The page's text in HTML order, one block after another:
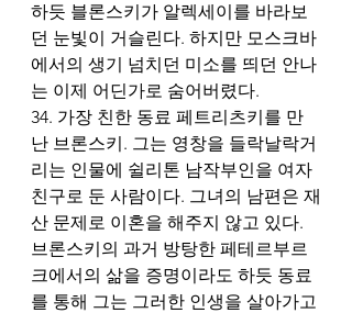
하듯 블론스키가 알렉세이를 바라보
던 눈빛이 거슬린다. 하지만 모스크바
에서의 생기 넘치던 미소를 띄던 안나
는 이제 어딘가로 숨어버렸다.
34. 가장 친한 동료 페트리츠키를 만
난 브론스키. 그는 영창을 들락날락거
리는 인물에 쉴리톤 남작부인을 여자
친구로 둔 사람이다. 그녀의 남편은 재
산 문제로 이혼을 해주지 않고 있다.
브론스키의 과거 방탕한 페테르부르
크에서의 삶을 증명이라도 하듯 동료
를 통해 그는 그러한 인생을 살아가고